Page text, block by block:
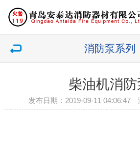
消防泵系列
柴油机消防
发布日期：2019-09-11 04:06:47